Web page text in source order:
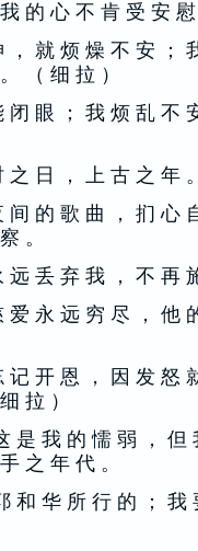
的 心 不 肯 受 安 慰
就 烦 燥 不 安 ；
（ 细 拉 ）
闭 眼 ； 我 烦 乱 不
日 ， 上 古 之 年 。
间 的 歌 曲 ， 扪 心
。
远 丢 弃 我 ， 不 再
爱 永 远 穷 尽 ， 他
开 恩 ， 因 发 怒
拉 ）
是 我 的 懦 弱 ， 但
之 年 代 。
和 华 所 行 的 ； 我